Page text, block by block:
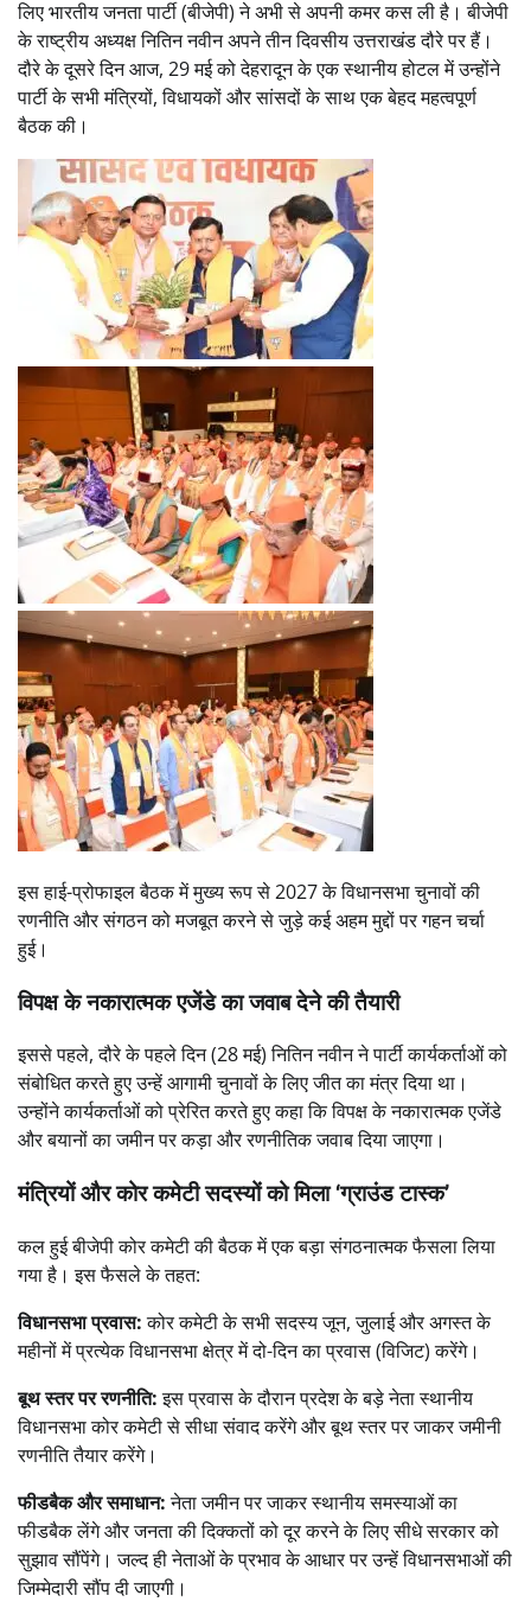
लिए भारतीय जनता पार्टी (बीजेपी) ने अभी से अपनी कमर कस ली है। बीजेपी
के राष्ट्रीय अध्यक्ष नितिन नवीन अपने तीन दिवसीय उत्तराखंड दौरे पर हैं।
दौरे के दूसरे दिन आज, 29 मई को देहरादून के एक स्थानीय होटल में उन्होंने
पार्टी के सभी मंत्रियों, विधायकों और सांसदों के साथ एक बेहद महत्वपूर्ण
बैठक की।
इस हाई-प्रोफाइल बैठक में मुख्य रूप से 2027 के विधानसभा चुनावों की
रणनीति और संगठन को मजबूत करने से जुड़े कई अहम मुद्दों पर गहन चर्चा
हुई।
विपक्ष के नकारात्मक एजेंडे का जवाब देने की तैयारी
इससे पहले, दौरे के पहले दिन (28 मई) नितिन नवीन ने पार्टी कार्यकर्ताओं को
संबोधित करते हुए उन्हें आगामी चुनावों के लिए जीत का मंत्र दिया था।
उन्होंने कार्यकर्ताओं को प्रेरित करते हुए कहा कि विपक्ष के नकारात्मक एजेंडे
और बयानों का जमीन पर कड़ा और रणनीतिक जवाब दिया जाएगा।
मंत्रियों और कोर कमेटी सदस्यों को मिला ‘ग्राउंड टास्क’
कल हुई बीजेपी कोर कमेटी की बैठक में एक बड़ा संगठनात्मक फैसला लिया
गया है। इस फैसले के तहत:
विधानसभा प्रवास:कोर कमेटी के सभी सदस्य जून, जुलाई और अगस्त के
महीनों में प्रत्येक विधानसभा क्षेत्र में दो-दिन का प्रवास (विजिट) करेंगे।
बूथ स्तर पर रणनीति:इस प्रवास के दौरान प्रदेश के बड़े नेता स्थानीय
विधानसभा कोर कमेटी से सीधा संवाद करेंगे और बूथ स्तर पर जाकर जमीनी
रणनीति तैयार करेंगे।
फीडबैक और समाधान:नेता जमीन पर जाकर स्थानीय समस्याओं का
फीडबैक लेंगे और जनता की दिक्कतों को दूर करने के लिए सीधे सरकार को
सुझाव सौंपेंगे। जल्द ही नेताओं के प्रभाव के आधार पर उन्हें विधानसभाओं की
जिम्मेदारी सौंप दी जाएगी।